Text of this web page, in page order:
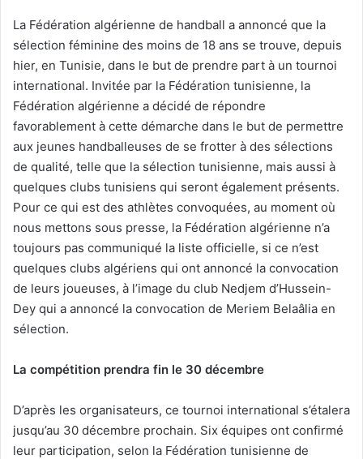
La Fédération algérienne de handball a annoncé que la
sélection féminine des moins de 18 ans se trouve, depuis
hier, en Tunisie, dans le but de prendre part à un tournoi
international. Invitée par la Fédération tunisienne, la
Fédération algérienne a décidé de répondre
favorablement à cette démarche dans le but de permettre
aux jeunes handballeuses de se frotter à des sélections
de qualité, telle que la sélection tunisienne, mais aussi à
quelques clubs tunisiens qui seront également présents.
Pour ce qui est des athlètes convoquées, au moment où
nous mettons sous presse, la Fédération algérienne n’a
toujours pas communiqué la liste officielle, si ce n’est
quelques clubs algériens qui ont annoncé la convocation
de leurs joueuses, à l’image du club Nedjem d’Hussein-
Dey qui a annoncé la convocation de Meriem Belaâlia en
sélection.
La compétition prendra fin le 30 décembre
D’après les organisateurs, ce tournoi international s’étalera
jusqu’au 30 décembre prochain. Six équipes ont confirmé
leur participation, selon la Fédération tunisienne de